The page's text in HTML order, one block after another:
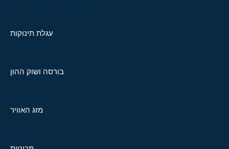
עגלת תינוקות
בורסה ושוק ההון
מזג האוויר